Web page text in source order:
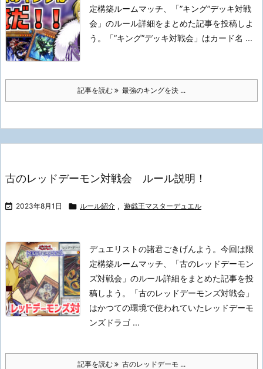
定構築ルームマッチ、「”キング”デッキ対戦
会」のルール詳細をまとめた記事を投稿しよ
う。
「”キング”デッキ対戦会」はカード名 ...
記事を読む 最強のキングを決 ...
古のレッドデーモン対戦会 ルール説明！
 2023年8月1日  ルール紹介 , 遊戯王マスターデュエル
デュエリストの諸君ごきげんよう。 今回は限
定構築ルームマッチ、「古のレッドデーモン
ズ対戦会」のルール詳細をまとめた記事を投
稿しよう。
「古のレッドデーモンズ対戦会」
はかつての環境で使われていたレッドデーモ
ンズドラゴ ...
記事を読む 古のレッドデーモ ...